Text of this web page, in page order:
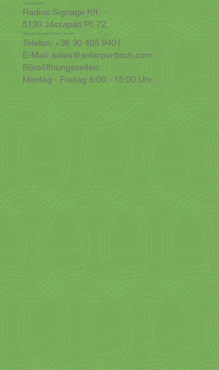
Postanschrift
Radius Signage Kft.
5130 Jászapáti Pf. 72.
Nehmen Sie Kontakt mit uns auf!
Telefon: +36 30 405 9401
E-Mail: sales@solarporttech.com
Büroöffnungszeiten:
Montag - Freitag 6:00 - 15:00 Uhr